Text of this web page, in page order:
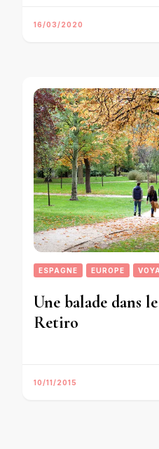
16/03/2020
ESPAGNE EUROPE
Une balade dans
Retiro
10/11/2015